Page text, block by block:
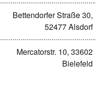
Bettendorfer Straße 30,
52477 Alsdorf
Mercatorstr. 10, 33602
Bielefeld